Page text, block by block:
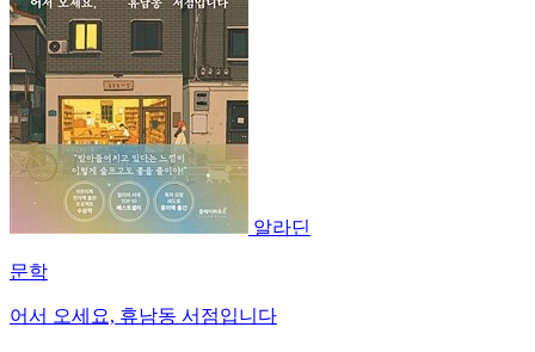
알라딘
문학
어서 오세요, 휴남동 서점입니다